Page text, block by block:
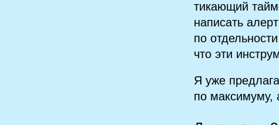
тикающий
написать
по
что эти
Я уже
по максимуму,